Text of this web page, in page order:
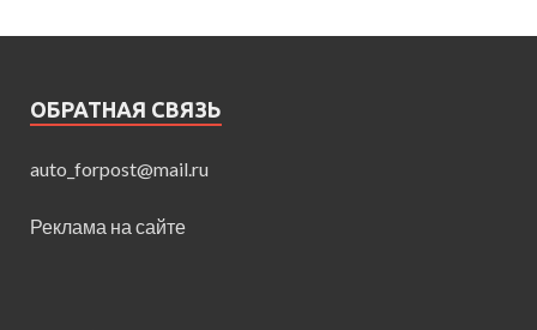
ОБРАТНАЯ СВЯЗЬ
auto_forpost@mail.ru
Реклама на сайте